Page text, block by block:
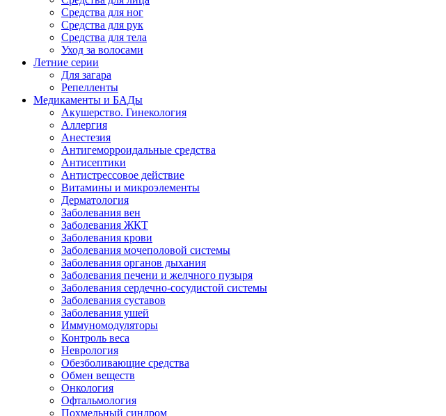
Средства для ног
Средства для рук
Средства для тела
Уход за волосами
Летние серии
Для загара
Репелленты
Медикаменты и БАДы
Акушерство. Гинекология
Аллергия
Анестезия
Антигеморроидальные средства
Антисептики
Антистрессовое действие
Витамины и микроэлементы
Дерматология
Заболевания вен
Заболевания ЖКТ
Заболевания крови
Заболевания мочеполовой системы
Заболевания органов дыхания
Заболевания печени и желчного пузыря
Заболевания сердечно-сосудистой системы
Заболевания суставов
Заболевания ушей
Иммуномодуляторы
Контроль веса
Неврология
Обезболивающие средства
Обмен веществ
Онкология
Офтальмология
Похмельный синдром